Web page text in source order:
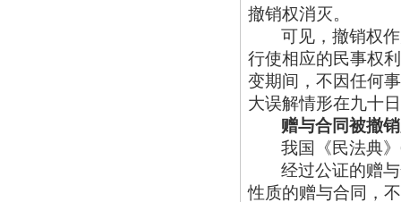
撤销权消灭。
可见，撤销权
行使相应的民事权
变期间，不因任何
大误解情形在九十
赠与合同被撤
我国《民法典》
经过公证的赠
性质的赠与合同，